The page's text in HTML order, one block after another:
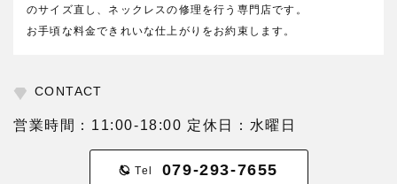
のサイズ直し、ネックレスの修理を行う専門店です。
お手頃な料金できれいな仕上がりをお約束します。
CONTACT
営業時間：11:00-18:00 定休日：水曜日
Tel 079-293-7655